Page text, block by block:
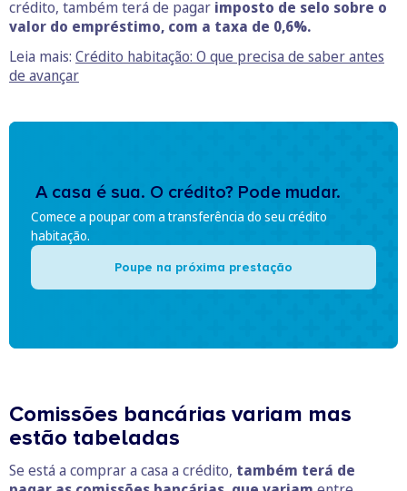
crédito, também terá de pagar imposto de selo sobre o
valor do empréstimo, com a taxa de 0,6%.
Leia mais: Crédito habitação: O que precisa de saber antes
de avançar
A casa é sua. O crédito? Pode mudar.
Comece a poupar com a transferência do seu crédito
habitação.
Poupe na próxima prestação
Comissões bancárias variam mas
estão tabeladas
Se está a comprar a casa a crédito, também terá de